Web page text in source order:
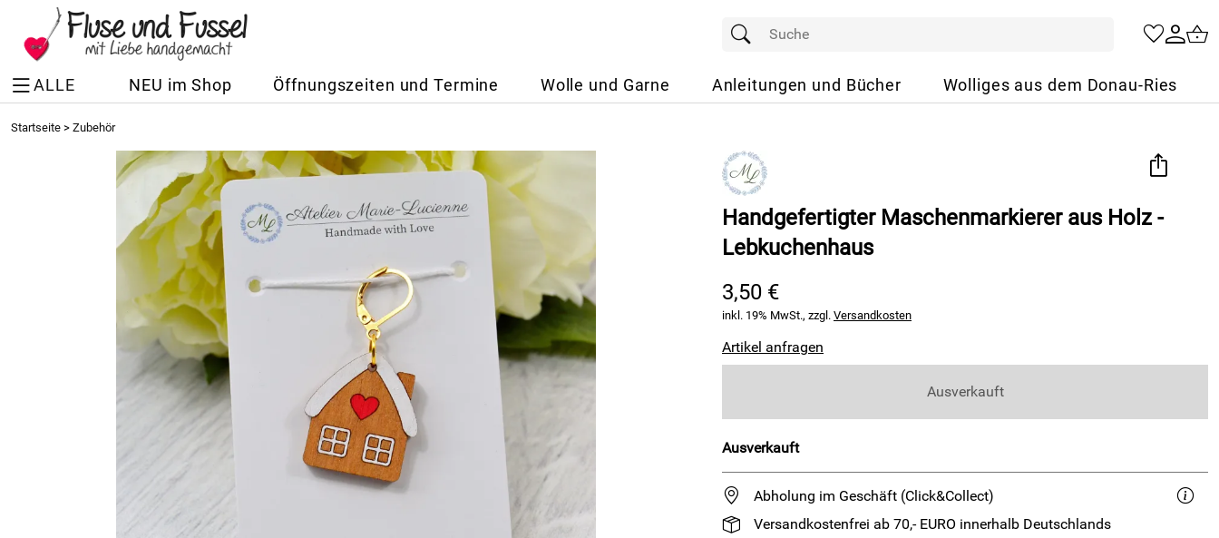
ALLE NEU im Shop Öffnungszeiten und Termine Wolle und Garne Anleitungen und Bücher Wolliges aus dem Donau-Ries
Startseite > Zubehör
Handgefertigter Maschenmarkierer aus Holz -
Lebkuchenhaus
3,50 €
inkl. 19% MwSt., zzgl. Versandkosten
Artikel anfragen
Ausverkauft
Ausverkauft
Abholung im Geschäft (Click&Collect)
Versandkostenfrei ab 70,- EURO innerhalb Deutschlands